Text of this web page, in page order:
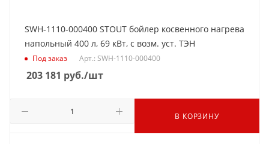
SWH-1110-000400 STOUT бойлер косвенного нагрева
напольный 400 л, 69 кВт, с возм. уст. ТЭН
Под заказ Арт.: SWH-1110-000400
203 181 руб./шт
В КОРЗИНУ